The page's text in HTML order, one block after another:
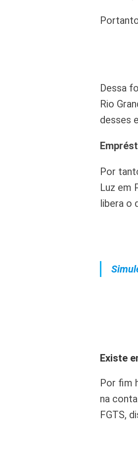
Dessa
Rio
desses
Por
Luz em
libera o
Existe
Por fim
na
FGTS,